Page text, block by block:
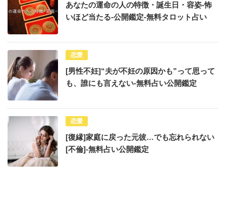
あなたの運命の人の特徴・誕生日・容姿-怖
いほど当たる-公開鑑定-無料タロット占い
恋愛
[男性不妊]“夫が不妊の原因かも”って思って
も、誰にも言えない-無料占い公開鑑定
恋愛
[復縁]家庭に戻った元彼…でも忘れられない
[不倫]-無料占い公開鑑定